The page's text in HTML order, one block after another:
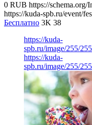
0 RUB https://schema.org/
https://kuda-spb.ru/event/
Бесплатно 3K 38
https://kuda-
spb.ru/image/255/
https://kuda-
spb.ru/image/255/